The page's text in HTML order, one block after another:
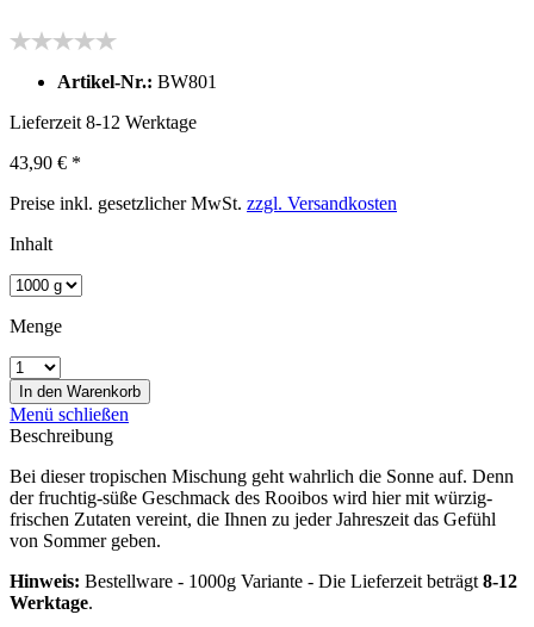
Artikel-Nr.: BW801
Lieferzeit 8-12 Werktage
43,90 € *
Preise inkl. gesetzlicher MwSt. zzgl. Versandkosten
Inhalt
Menge
In den Warenkorb
Menü schließen
Beschreibung
Bei dieser tropischen Mischung geht wahrlich die Sonne auf. Denn
der fruchtig-süße Geschmack des Rooibos wird hier mit würzig-
frischen Zutaten vereint, die Ihnen zu jeder Jahreszeit das Gefühl
von Sommer geben.
Hinweis: Bestellware - 1000g Variante - Die Lieferzeit beträgt 8-12
Werktage.